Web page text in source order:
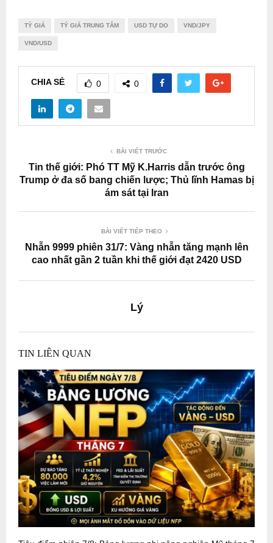
TỶ GIÁ TÝ GIÁ TRUNG TÂM USD TỰ DO VND/JPY
VND/USD
CHIA SẺ 0 0
BÀI VIẾT TRƯỚC
Tin thế giới: Phó TT Mỹ K.Harris dẫn trước ông
Trump ở đa số bang chiến lược; Thủ lĩnh Hamas bị
ám sát tại Iran
BÀI VIẾT TIẾP THEO
Nhẫn 9999 phiên 31/7: Vàng nhẫn tăng mạnh lên
cao nhất gần 2 tuần khi thế giới đạt 2420 USD
Lý
TIN LIÊN QUAN